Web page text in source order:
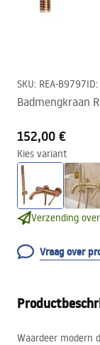
SKU: REA-B9797ID:
Badmengkraan
152,00 €
Kies variant
Verzending
Vraag over
Waardeer modern